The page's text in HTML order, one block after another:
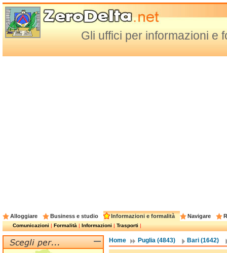
Gli uffici per informazioni e
Alloggiare Business e studio Informazioni e formalità Navigare
Comunicazioni|Formalità|Informazioni|Trasporti|
Home Puglia (4843) Bari (1642)